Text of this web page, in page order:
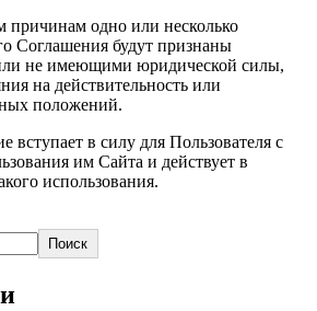
одно или несколько
Соглашения будут признаны
не имеющими юридической силы,
на действительность или
положений.
вступает в силу для Пользователя с
им Сайта и действует в
использования.
Поиск